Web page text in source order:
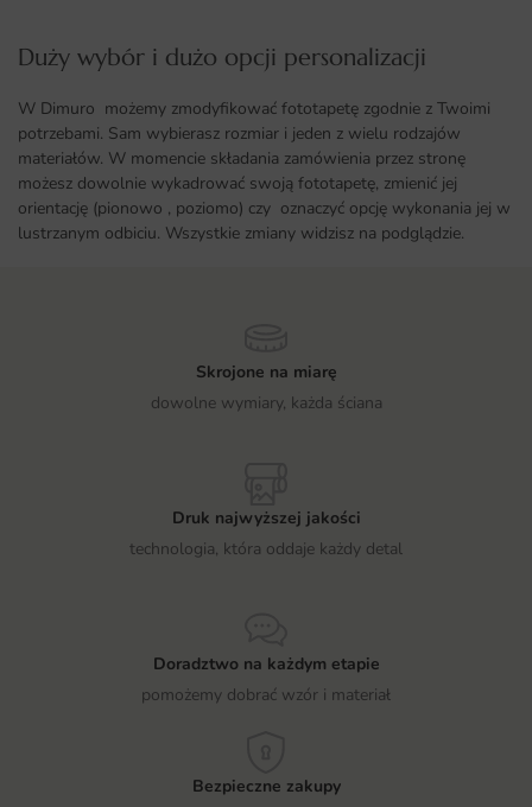
Duży wybór i dużo opcji personalizacji ​
W Dimuro możemy zmodyfikować fototapetę zgodnie z Twoimi
potrzebami. Sam wybierasz rozmiar i jeden z wielu rodzajów
materiałów. W momencie składania zamówienia przez stronę
możesz dowolnie wykadrować swoją fototapetę, zmienić jej
orientację (pionowo , poziomo) czy oznaczyć opcję wykonania jej w
lustrzanym odbiciu. Wszystkie zmiany widzisz na podglądzie.
Skrojone na miarę
dowolne wymiary, każda ściana
Druk najwyższej jakości
technologia, która oddaje każdy detal
Doradztwo na każdym etapie
pomożemy dobrać wzór i materiał
Bezpieczne zakupy